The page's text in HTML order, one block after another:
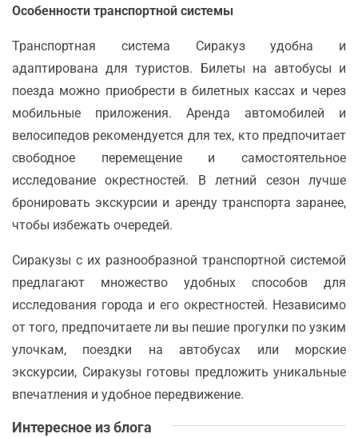
Особенности транспортной системы
Транспортная система Сиракуз удобна и
адаптирована для туристов. Билеты на автобусы и
поезда можно приобрести в билетных кассах и через
мобильные приложения. Аренда автомобилей и
велосипедов рекомендуется для тех, кто предпочитает
свободное перемещение и самостоятельное
исследование окрестностей. В летний сезон лучше
бронировать экскурсии и аренду транспорта заранее,
чтобы избежать очередей.
Сиракузы с их разнообразной транспортной системой
предлагают множество удобных способов для
исследования города и его окрестностей. Независимо
от того, предпочитаете ли вы пешие прогулки по узким
улочкам, поездки на автобусах или морские
экскурсии, Сиракузы готовы предложить уникальные
впечатления и удобное передвижение.
Интересное из блога